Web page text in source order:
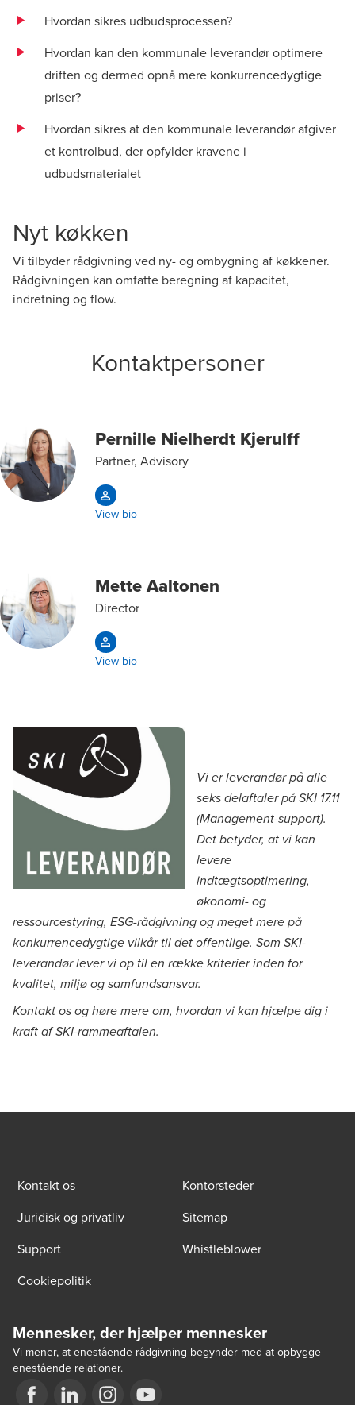
Hvordan sikres udbudsprocessen?
Hvordan kan den kommunale leverandør optimere
driften og dermed opnå mere konkurrencedygtige
priser?
Hvordan sikres at den kommunale leverandør afgiver
et kontrolbud, der opfylder kravene i
udbudsmaterialet
Nyt køkken
Vi tilbyder rådgivning ved ny- og ombygning af køkkener.
Rådgivningen kan omfatte beregning af kapacitet,
indretning og flow.
Kontaktpersoner
Pernille Nielherdt Kjerulff
Partner, Advisory
View bio
Mette Aaltonen
Director
View bio
Vi er leverandør på alle
seks delaftaler på SKI 17.11
(Management-support).
Det betyder, at vi kan
levere
indtægtsoptimering,
økonomi- og
ressourcestyring, ESG-rådgivning og meget mere på
konkurrencedygtige vilkår til det offentlige. Som SKI-
leverandør lever vi op til en række kriterier inden for
kvalitet, miljø og samfundsansvar.
Kontakt os og høre mere om, hvordan vi kan hjælpe dig i
kraft af SKI-rammeaftalen.
Kontakt os
Kontorsteder
Juridisk og privatliv
Sitemap
Support
Whistleblower
Cookiepolitik
Mennesker, der hjælper mennesker
Vi mener, at enestående rådgivning begynder med at opbygge
enestående relationer.